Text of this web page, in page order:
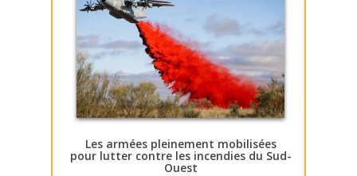
Les armées pleinement mobilisées
pour lutter contre les incendies du Sud-
Ouest